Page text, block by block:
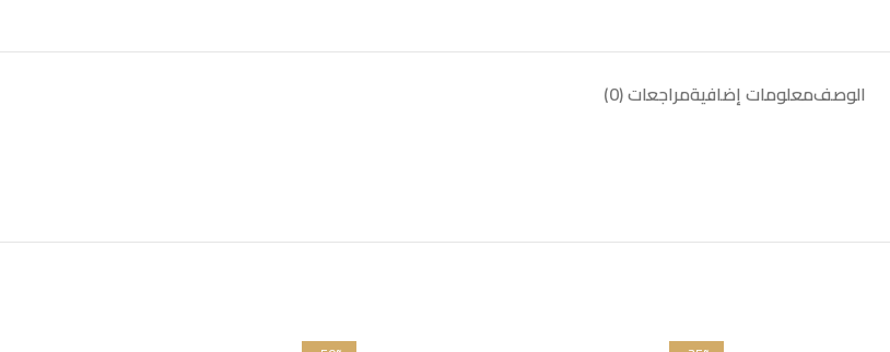
الوصفمعلومات إضافيةمراجعات (0)